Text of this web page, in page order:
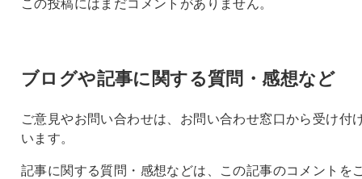
ブログや記事に関する質問・感想など
ご意見やお問い合わせは、お問い合わせ窓口から受け付
います。
記事に関する質問・感想などは、この記事のコメントを